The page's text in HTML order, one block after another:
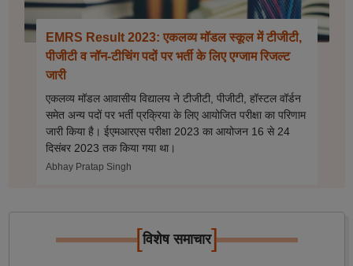
EMRS Result 2023: एकलव्य मॉडल स्कूल में टीजीटी,
पीजीटी व नॉन-टीचिंग पदों पर भर्ती के लिए एग्जाम रिजल्ट
जारी
एकलव्य मॉडल आवासीय विद्यालय ने टीजीटी, पीजीटी, हॉस्टल वॉर्डन
समेत अन्य पदों पर भर्ती प्रक्रिया के लिए आयोजित परीक्षा का परिणाम
जारी किया है। ईएमआरएस परीक्षा 2023 का आयोजन 16 से 24
दिसंबर 2023 तक किया गया था।
Abhay Pratap Singh
[विशेष समाचार]